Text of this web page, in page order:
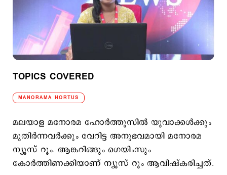
TOPICS COVERED
MANORAMA HORTUS
മലയാള മനോരമ ഹോർത്തൂസിൽ യുവാക്കൾക്കും
മുതിർന്നവർക്കും വേറിട്ട അനുഭവമായി മനോരമ
ന്യൂസ് റൂം. ആങ്കറിങ്ങും ഗെയിംസും
കോർത്തിണക്കിയാണ് ന്യൂസ് റൂം ആവിഷ്കരിച്ചത്.